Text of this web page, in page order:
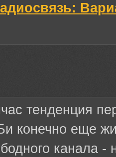
тенденция
конечно еще
канала -